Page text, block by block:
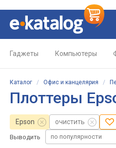
Гаджеты Компьютеры
Каталог / Офис и канцелярия /
Плоттеры
Epson очистить
Выводить по популярности